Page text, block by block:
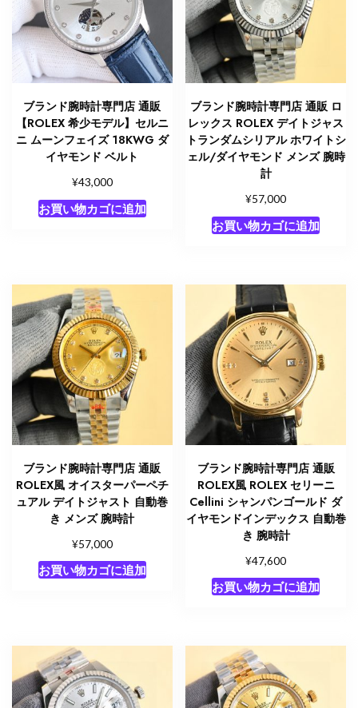
ブランド腕時計専門店 通販
【ROLEX 希少モデル】セルニ
ニ ムーンフェイズ 18KWG ダ
イヤモンド ベルト
¥43,000
お買い物カゴに追加
ブランド腕時計専門店 通販 ロ
レックス ROLEX デイトジャス
トランダムシリアル ホワイトシ
ェル/ダイヤモンド メンズ 腕時
計
¥57,000
お買い物カゴに追加
ブランド腕時計専門店 通販
ROLEX風 オイスターパーペチ
ュアル デイトジャスト 自動巻
き メンズ 腕時計
¥57,000
お買い物カゴに追加
ブランド腕時計専門店 通販
ROLEX風 ROLEX セリーニ
Cellini シャンパンゴールド ダ
イヤモンドインデックス 自動巻
き 腕時計
¥47,600
お買い物カゴに追加